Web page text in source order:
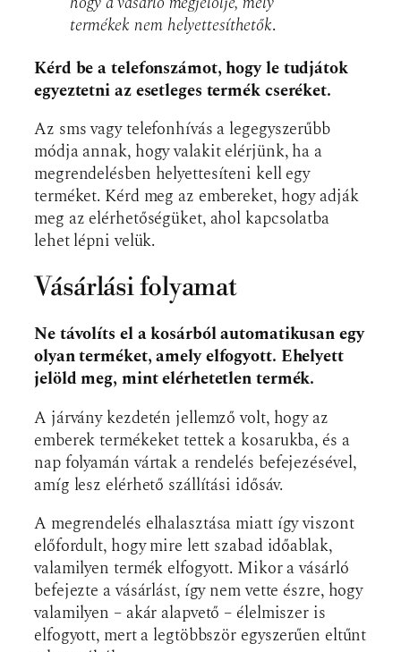
termékek nem helyettesíthetők.
Kérd be a telefonszámot, hogy le tudjátok
egyeztetni az esetleges termék cseréket.
Az sms vagy telefonhívás a legegyszerűbb
módja annak, hogy valakit elérjünk, ha a
megrendelésben helyettesíteni kell egy
terméket. Kérd meg az embereket, hogy adják
meg az elérhetőségüket, ahol kapcsolatba
lehet lépni velük.
Vásárlási folyamat
Ne távolíts el a kosárból automatikusan egy
olyan terméket, amely elfogyott. Ehelyett
jelöld meg, mint elérhetetlen termék.
A járvány kezdetén jellemző volt, hogy az
emberek termékeket tettek a kosarukba, és a
nap folyamán vártak a rendelés befejezésével,
amíg lesz elérhető szállítási idősáv.
A megrendelés elhalasztása miatt így viszont
előfordult, hogy mire lett szabad időablak,
valamilyen termék elfogyott. Mikor a vásárló
befejezte a vásárlást, így nem vette észre, hogy
valamilyen – akár alapvető – élelmiszer is
elfogyott, mert a legtöbbször egyszerűen eltűnt